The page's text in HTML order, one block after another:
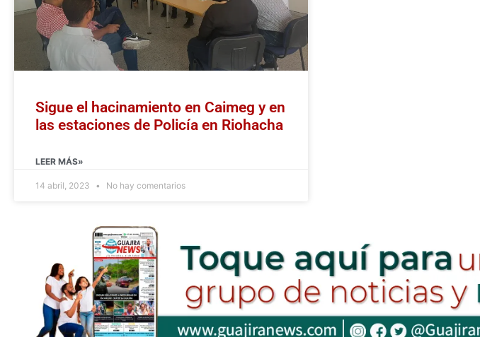
Sigue el hacinamiento en Caimeg y en
las estaciones de Policía en Riohacha
LEER MÁS»
14 abril, 2023 No hay comentarios